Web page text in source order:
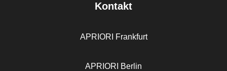
Kontakt
APRIORI Frankfurt
APRIORI Berlin